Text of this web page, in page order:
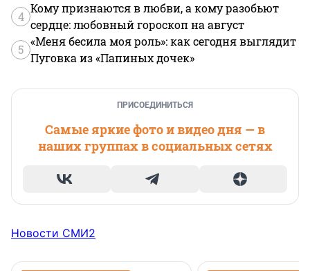
4
Кому признаются в любви, а кому разобьют
сердце: любовный гороскоп на август
5
«Меня бесила моя роль»: как сегодня выглядит
Пуговка из «Папиных дочек»
ПРИСОЕДИНИТЬСЯ
Самые яркие фото и видео дня — в
наших группах в социальных сетях
Новости СМИ2